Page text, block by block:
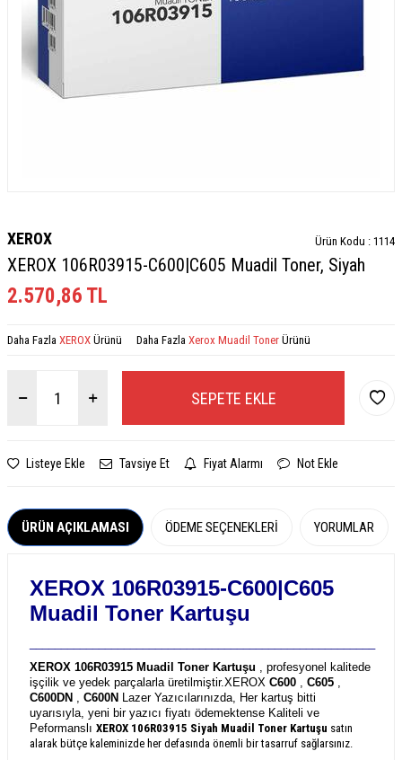
XEROX Ürün Kodu : 1114
XEROX 106R03915-C600|C605 Muadil Toner, Siyah
2.570,86 TL
Daha Fazla XEROX Ürünü Daha Fazla Xerox Muadil Toner Ürünü
SEPETE EKLE
Listeye Ekle Tavsiye Et Fiyat Alarmı Not Ekle
ÜRÜN AÇIKLAMASI ÖDEME SEÇENEKLERI YORUMLAR
XEROX 106R03915-C600|C605
Muadil Toner Kartuşu
XEROX 106R03915 Muadil Toner Kartuşu , profesyonel kalitede
işçilik ve yedek parçalarla üretilmiştir.XEROX C600 , C605 ,
C600DN , C600N Lazer Yazıcılarınızda, Her kartuş bitti
uyarısıyla, yeni bir yazıcı fiyatı ödemektense Kaliteli ve
Peformanslı XEROX 106R03915 Siyah Muadil Toner Kartuşu satın
alarak bütçe kaleminizde her defasında önemli bir tasarruf sağlarsınız.